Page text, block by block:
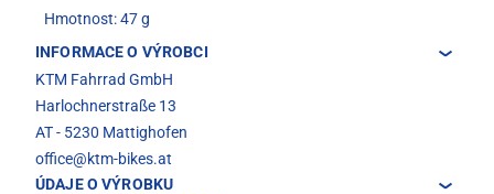
Hmotnost: 47 g
INFORMACE O VÝROBCI
KTM Fahrrad GmbH
Harlochnerstraße 13
AT - 5230 Mattighofen
office@ktm-bikes.at
ÚDAJE O VÝROBKU